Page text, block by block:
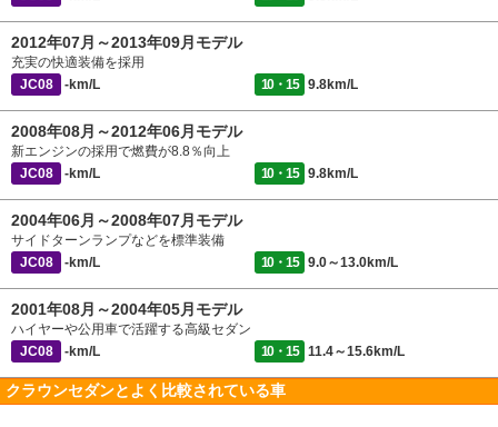
2012年07月～2013年09月モデル
充実の快適装備を採用
JC08
-km/L 10・15 9.8km/L
2008年08月～2012年06月モデル
新エンジンの採用で燃費が8.8％向上
JC08
-km/L 10・15 9.8km/L
2004年06月～2008年07月モデル
サイドターンランプなどを標準装備
JC08
-km/L 10・15 9.0～13.0km/L
2001年08月～2004年05月モデル
ハイヤーや公用車で活躍する高級セダン
JC08
-km/L 10・15 11.4～15.6km/L
クラウンセダンとよく比較されている車